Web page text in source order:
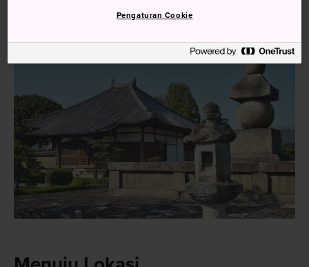
Pengaturan Cookie